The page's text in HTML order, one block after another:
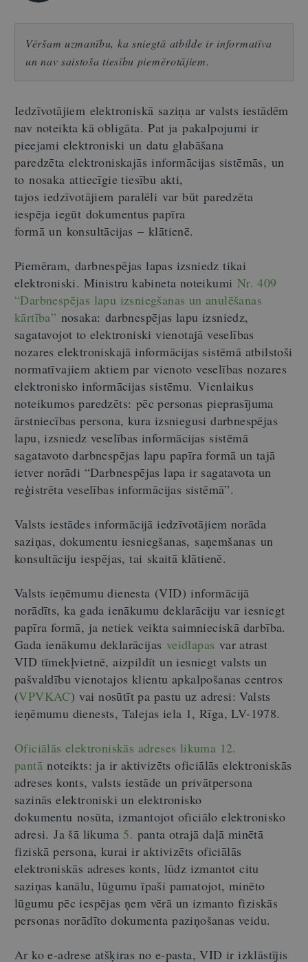
Vēršam uzmanību, ka sniegtā atbilde ir informatīva
un nav saistoša tiesību piemērotājiem.
Iedzīvotājiem elektroniskā saziņa ar valsts iestādēm
nav noteikta kā obligāta. Pat ja pakalpojumi ir
pieejami elektroniski un datu glabāšana
paredzēta elektroniskajās informācijas sistēmās, un
to nosaka attiecīgie tiesību akti,
tajos iedzīvotājiem paralēli var būt paredzēta
iespēja iegūt dokumentus papīra
formā un konsultācijas– klātienē.
Piemēram, darbnespējas lapas izsniedz tikai
elektroniski. Ministru kabineta noteikumi Nr. 409
“Darbnespējas lapu izsniegšanas un anulēšanas
kārtība” nosaka: darbnespējas lapu izsniedz,
sagatavojot to elektroniski vienotajā veselības
nozares elektroniskajā informācijas sistēmā atbilstoši
normatīvajiem aktiem par vienoto veselības nozares
elektronisko informācijas sistēmu. Vienlaikus
noteikumos paredzēts: pēc personas pieprasījuma
ārstniecības persona, kura izsniegusi darbnespējas
lapu, izsniedz veselības informācijas sistēmā
sagatavoto darbnespējas lapu papīra formā un tajā
ietver norādi “Darbnespējas lapa ir sagatavota un
reģistrēta veselības informācijas sistēmā”.
Valsts iestādes informācijā iedzīvotājiem norāda
saziņas, dokumentu iesniegšanas, saņemšanas un
konsultāciju iespējas, tai skaitā klātienē.
Valsts ieņēmumu dienesta (VID) informācijā
norādīts, ka gada ienākumu deklarāciju var iesniegt
papīra formā, ja netiek veikta saimnieciskā darbība.
Gada ienākumu deklarācijas veidlapas var atrast
VID tīmekļvietnē, aizpildīt un iesniegt valsts un
pašvaldību vienotajos klientu apkalpošanas centros
(VPVKAC) vai nosūtīt pa pastu uz adresi: Valsts
ieņēmumu dienests, Talejas iela 1, Rīga, LV-1978.
Oficiālās elektroniskās adreses likuma 12.
pantā noteikts: ja ir aktivizēts oficiālās elektroniskās
adreses konts, valsts iestāde un privātpersona
sazinās elektroniski un elektronisko
dokumentu nosūta, izmantojot oficiālo elektronisko
adresi. Ja šā likuma 5. panta otrajā daļā minētā
fiziskā persona, kurai ir aktivizēts oficiālās
elektroniskās adreses konts, lūdz izmantot citu
saziņas kanālu, lūgumu īpaši pamatojot, minēto
lūgumu pēc iespējas ņem vērā un izmanto fiziskās
personas norādīto dokumenta paziņošanas veidu.
Ar ko e-adrese atšķiras no e-pasta, VID ir izklāstījis